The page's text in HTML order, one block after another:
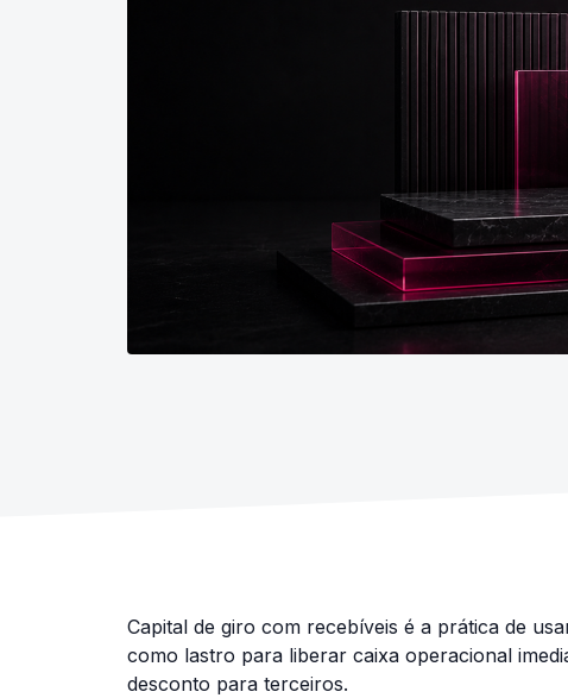
Capital de giro com recebíveis é a prática de
como lastro para liberar caixa operacional
desconto para terceiros.